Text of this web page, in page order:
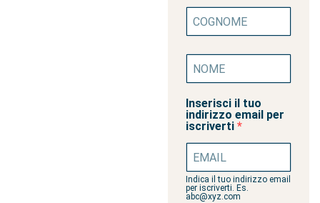
Inserisci il tuo
indirizzo email per
iscriverti
Indica il tuo indirizzo email
per iscriverti. Es.
abc@xyz.com